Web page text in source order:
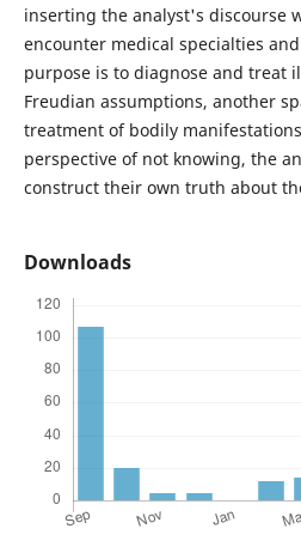
inserting the analyst's discourse
encounter medical specialties
purpose is to diagnose and treat
Freudian assumptions, another
treatment of bodily
perspective of not knowing, the
construct their own truth about
Downloads